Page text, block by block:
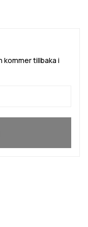
kommer tillbaka i